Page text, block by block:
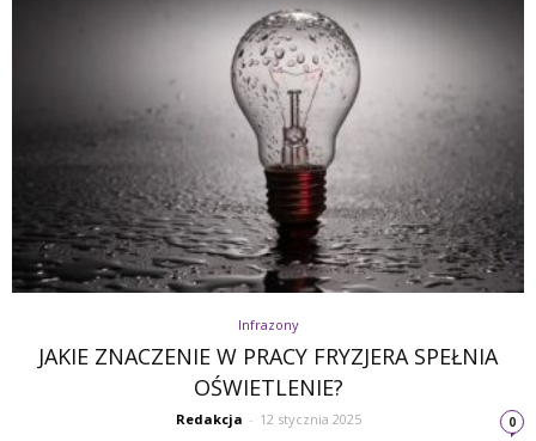
Infrazony
JAKIE ZNACZENIE W PRACY FRYZJERA SPEŁNIA
OŚWIETLENIE?
Redakcja - 12 stycznia 2025 0